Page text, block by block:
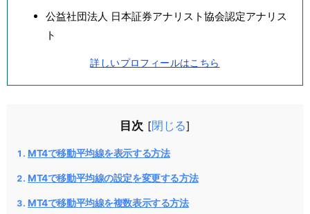
公益社団法人 日本証券アナリスト協会認定アナリス
ト
詳しいプロフィールはこちら
目次 [閉じる]
MT4で移動平均線を表示する方法
MT4で移動平均線の設定を変更する方法
MT4で移動平均線を複数表示する方法